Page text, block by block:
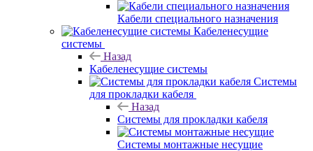
Кабели специального назначения
Кабеленесущие
системы
Назад
Кабеленесущие системы
Системы
для прокладки кабеля
Назад
Системы для прокладки кабеля
Системы монтажные несущие